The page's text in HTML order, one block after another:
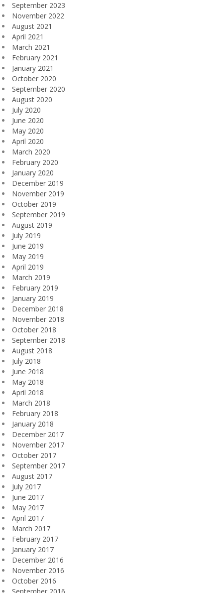
September 2023
November 2022
August 2021
April 2021
March 2021
February 2021
January 2021
October 2020
September 2020
August 2020
July 2020
June 2020
May 2020
April 2020
March 2020
February 2020
January 2020
December 2019
November 2019
October 2019
September 2019
August 2019
July 2019
June 2019
May 2019
April 2019
March 2019
February 2019
January 2019
December 2018
November 2018
October 2018
September 2018
August 2018
July 2018
June 2018
May 2018
April 2018
March 2018
February 2018
January 2018
December 2017
November 2017
October 2017
September 2017
August 2017
July 2017
June 2017
May 2017
April 2017
March 2017
February 2017
January 2017
December 2016
November 2016
October 2016